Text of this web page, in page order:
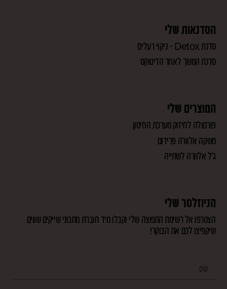
הסדנאות שלי
סדנת Detox – ניקוי רעלים
סדנת המשך לאחר הדיטוקס
המוצרים שלי
פורמולה לחיזוק מערכת החיסון
משקה אלוורה פרידום
ג'ל אלוורה לשתייה
הניוזלטר שלי
הצטרפו אל רשימת התפוצה שלי וקבלו מיד חוברת מתכוני שייקים שווים
שיקפיצו לכם את הבוקר!